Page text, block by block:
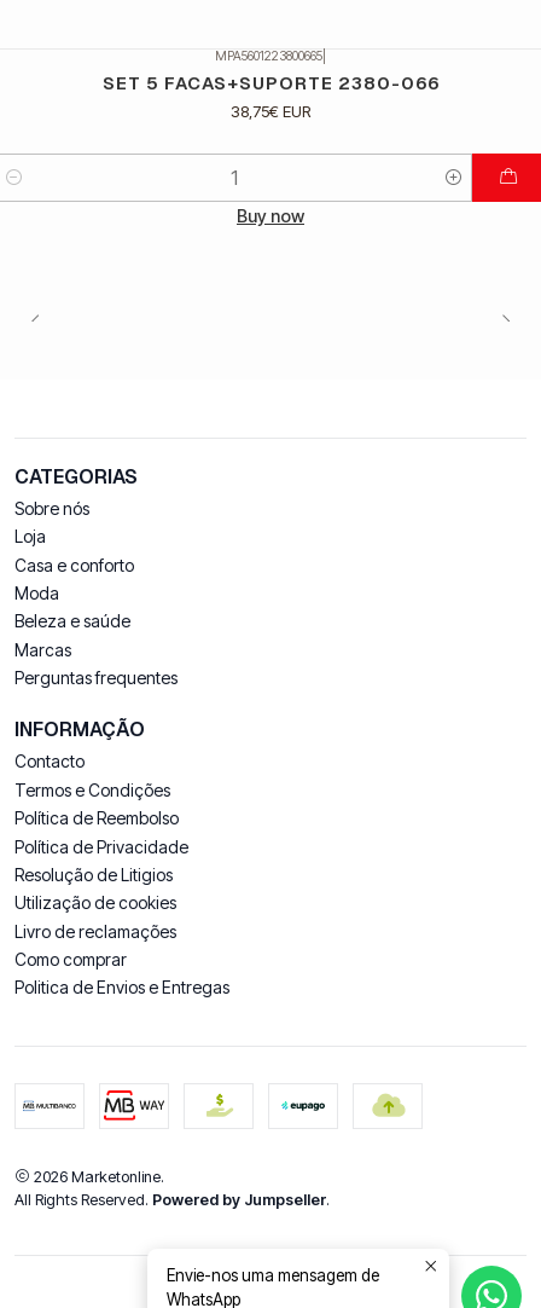
MPA5601223800665
SET 5 FACAS+SUPORTE 2380-066
38,75€ EUR
Buy now
CATEGORIAS
Sobre nós
Loja
Casa e conforto
Moda
Beleza e saúde
Marcas
Perguntas frequentes
INFORMAÇÃO
Contacto
Termos e Condições
Política de Reembolso
Política de Privacidade
Resolução de Litigios
Utilização de cookies
Livro de reclamações
Como comprar
Politica de Envios e Entregas
2026 Marketonline.
All Rights Reserved. Powered by Jumpseller.
DE VOLTA AO TOPO
Envie-nos uma mensagem de
WhatsApp